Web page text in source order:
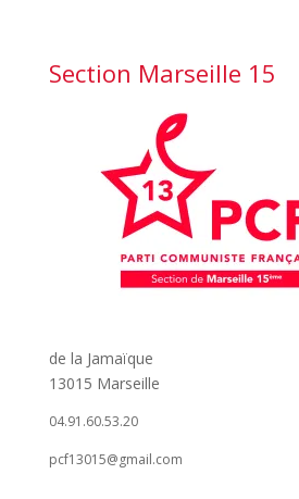
Section Marseille 15
de la Jamaïque
13015 Marseille
04.91.60.53.20
pcf13015@gmail.com